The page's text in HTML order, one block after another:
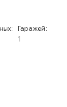
Гаражей:
1